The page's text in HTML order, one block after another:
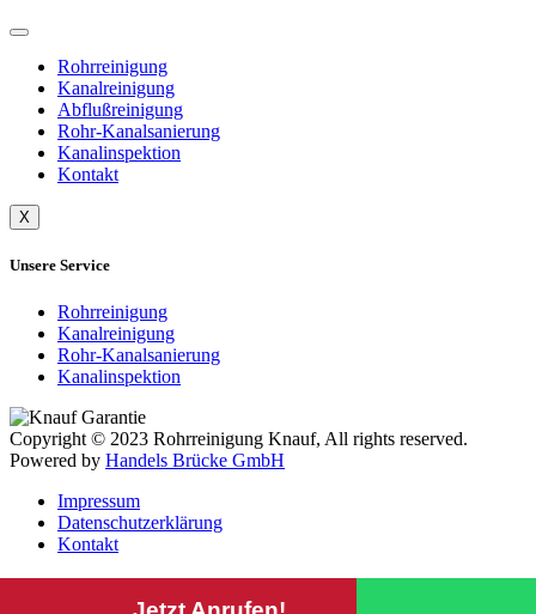
Rohrreinigung
Kanalreinigung
Abflußreinigung
Rohr-Kanalsanierung
Kanalinspektion
Kontakt
X
Unsere Service
Rohrreinigung
Kanalreinigung
Rohr-Kanalsanierung
Kanalinspektion
Copyright © 2023 Rohrreinigung Knauf, All rights reserved.
Powered by Handels Brücke GmbH
Impressum
Datenschutz­erklärung
Kontakt